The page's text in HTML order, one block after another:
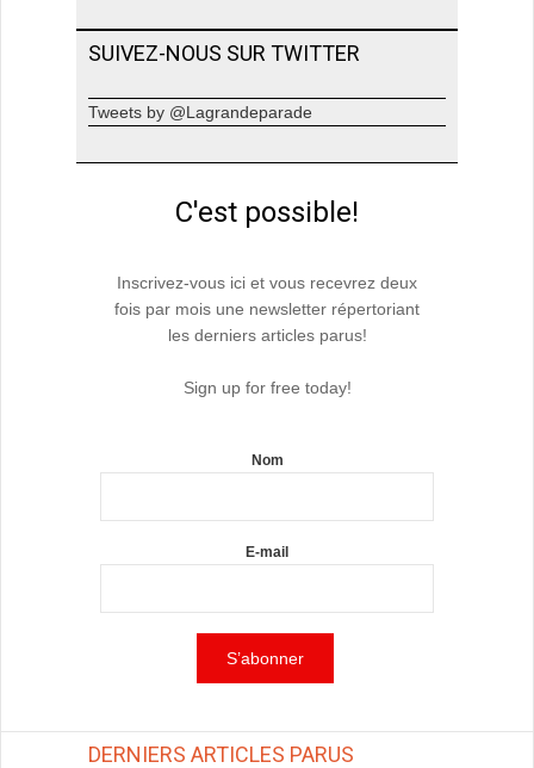
SUIVEZ-NOUS SUR TWITTER
Tweets by @Lagrandeparade
C'est possible!
Inscrivez-vous ici et vous recevrez deux
fois par mois une newsletter répertoriant
les derniers articles parus!
Sign up for free today!
Nom
E-mail
DERNIERS ARTICLES PARUS